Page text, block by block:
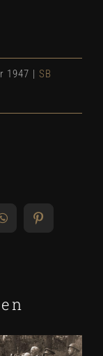
1947 | SB
WhatsAppPinterest